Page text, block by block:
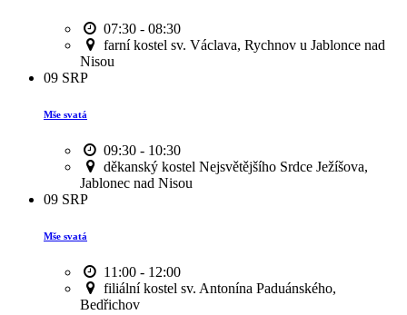
07:30 - 08:30
farní kostel sv. Václava, Rychnov u Jablonce nad
Nisou
09 SRP
Mše svatá
09:30 - 10:30
děkanský kostel Nejsvětějšího Srdce Ježíšova,
Jablonec nad Nisou
09 SRP
Mše svatá
11:00 - 12:00
filiální kostel sv. Antonína Paduánského,
Bedřichov